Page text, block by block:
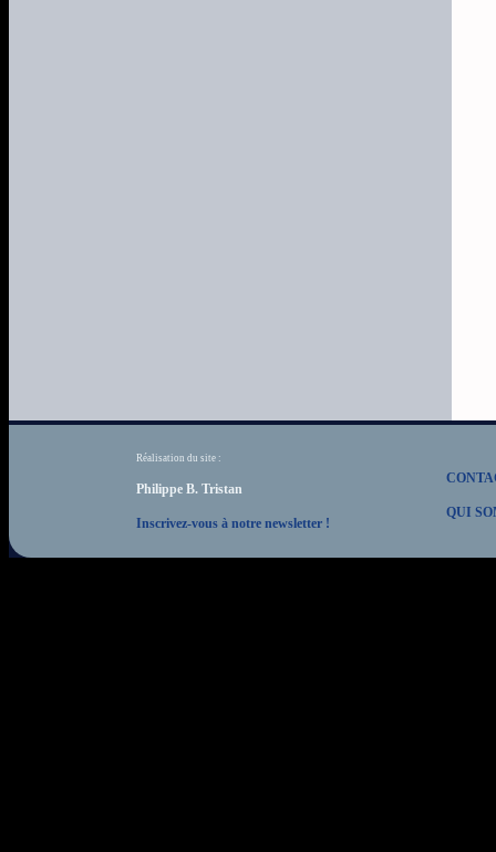
Réalisation du site :
Philippe B. Tristan
Inscrivez-vous à notre newsletter !
QUI